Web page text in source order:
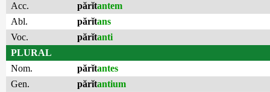
Acc.
părĭtantem
Abl.
părĭtans
Voc.
părĭtanti
PLURAL
Nom.
părĭtantes
Gen.
părĭtantium